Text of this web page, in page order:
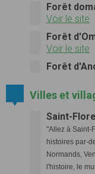
Forêt
Voir le site
Forêt
Voir le site
Forêt
Villes et
Saint-
"Allez à Saint-
histoires par-
Normands,
l'histoire, le